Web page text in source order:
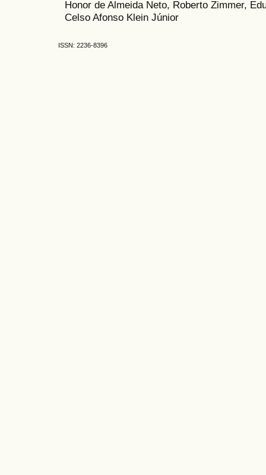
Honor de Almeida Neto, Roberto Zimmer,
Celso Afonso Klein Júnior
ISSN: 2236-8396